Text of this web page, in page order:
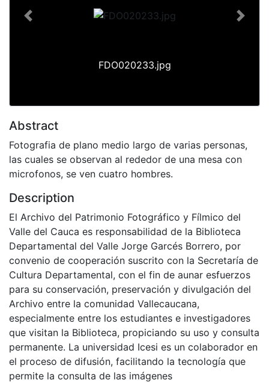
FDO020233.jpg
Previous Next
Abstract
Fotografia de plano medio largo de varias personas,
las cuales se observan al rededor de una mesa con
microfonos, se ven cuatro hombres.
Description
El Archivo del Patrimonio Fotográfico y Fílmico del
Valle del Cauca es responsabilidad de la Biblioteca
Departamental del Valle Jorge Garcés Borrero, por
convenio de cooperación suscrito con la Secretaría de
Cultura Departamental, con el fin de aunar esfuerzos
para su conservación, preservación y divulgación del
Archivo entre la comunidad Vallecaucana,
especialmente entre los estudiantes e investigadores
que visitan la Biblioteca, propiciando su uso y consulta
permanente. La universidad Icesi es un colaborador en
el proceso de difusión, facilitando la tecnología que
permite la consulta de las imágenes